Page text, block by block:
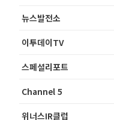
뉴스발전소
이투데이TV
스페셜리포트
Channel 5
위너스IR클럽